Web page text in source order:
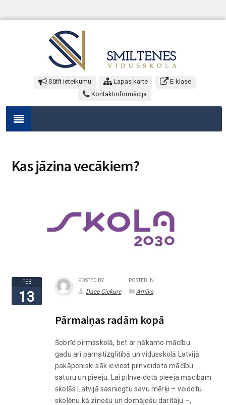
Sūtīt ieteikumu Lapas karte
E-klase
Kontaktinformācija
Kas jāzina vecākiem?
FEB
13
POSTED BY
Dace Ciekure
POSTED IN
Arhīvs
Pārmaiņas radām kopā
Šobrīd pirmsskolā, bet ar nākamo mācību
gadu arī pamatizglītībā un vidusskolā Latvijā
pakāpeniski sāk ieviest pilnveidoto mācību
saturu un pieeju. Lai pilnveidotā pieeja mācībām
skolās Latvijā sasniegtu savu mērķi – veidotu
skolēnu kā zinošu un domājošu darītāju –,